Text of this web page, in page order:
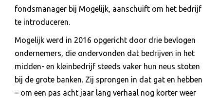
fondsmanager bij Mogelijk, aanschuift om het bedrijf
te introduceren.
Mogelijk werd in 2016 opgericht door drie bevlogen
ondernemers, die ondervonden dat bedrijven in het
midden- en kleinbedrijf steeds vaker hun neus stoten
bij de grote banken. Zij sprongen in dat gat en hebben
– om een pas acht jaar lang verhaal nog korter weer